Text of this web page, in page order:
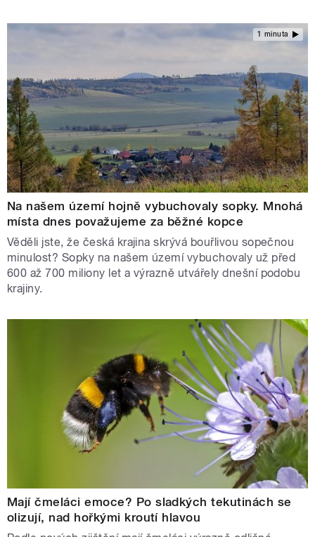
1 minuta
Na našem území hojně vybuchovaly sopky. Mnohá
místa dnes považujeme za běžné kopce
Věděli jste, že česká krajina skrývá bouřlivou sopečnou
minulost? Sopky na našem území vybuchovaly už před
600 až 700 miliony let a výrazně utvářely dnešní podobu
krajiny.
Mají čmeláci emoce? Po sladkých tekutinách se
olizují, nad hořkými kroutí hlavou